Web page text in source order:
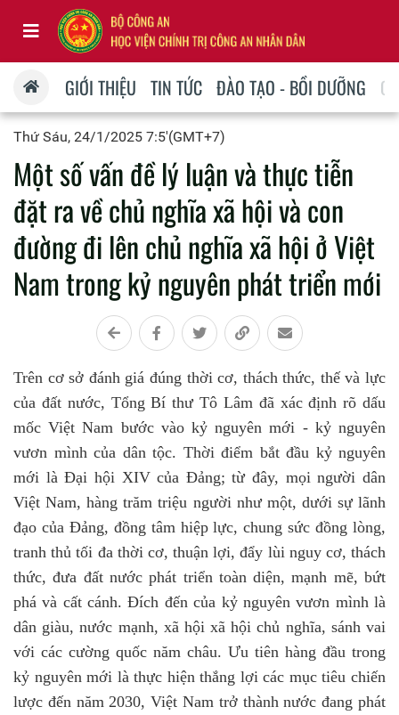
GIỚI THIỆU TIN TỨC ĐÀO TẠO - BỒI DƯỠNG
Thứ Sáu, 24/1/2025 7:5'(GMT+7)
Một số vấn đề lý luận và thực tiễn
đặt ra về chủ nghĩa xã hội và con
đường đi lên chủ nghĩa xã hội ở Việt
Nam trong kỷ nguyên phát triển mới
Trên cơ sở đánh giá đúng thời cơ, thách thức, thế và lực
của đất nước, Tổng Bí thư Tô Lâm đã xác định rõ dấu
mốc Việt Nam bước vào kỷ nguyên mới - kỷ nguyên
vươn mình của dân tộc. Thời điểm bắt đầu kỷ nguyên
mới là Đại hội XIV của Đảng; từ đây, mọi người dân
Việt Nam, hàng trăm triệu người như một, dưới sự lãnh
đạo của Đảng, đồng tâm hiệp lực, chung sức đồng lòng,
tranh thủ tối đa thời cơ, thuận lợi, đẩy lùi nguy cơ, thách
thức, đưa đất nước phát triển toàn diện, mạnh mẽ, bứt
phá và cất cánh. Đích đến của kỷ nguyên vươn mình là
dân giàu, nước mạnh, xã hội xã hội chủ nghĩa, sánh vai
với các cường quốc năm châu. Ưu tiên hàng đầu trong
kỷ nguyên mới là thực hiện thắng lợi các mục tiêu chiến
lược đến năm 2030, Việt Nam trở thành nước đang phát